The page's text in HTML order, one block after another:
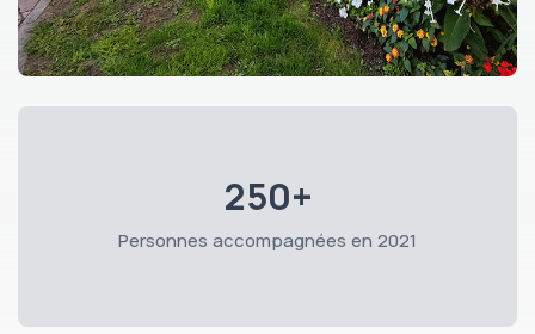
CCAS Saint Martin Boulogne
June 22, 2026, 1:14 PM
250+
Personnes accompagnées en 2021